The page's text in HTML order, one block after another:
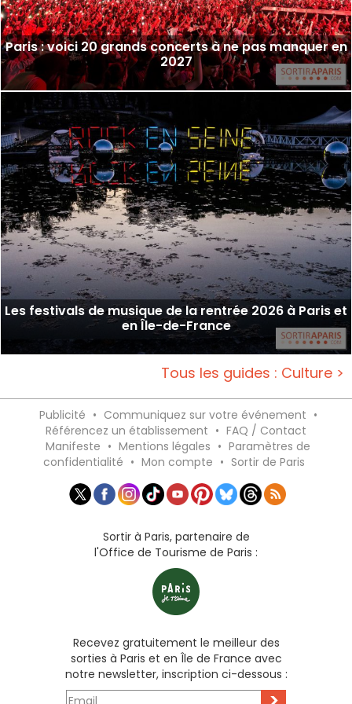
Paris : voici 20 grands concerts à ne pas manquer en
2027
Les festivals de musique de la rentrée 2026 à Paris et
en Île-de-France
Tous les guides : Culture >
Publicité • Communiquez sur votre événement •
Référencez un établissement • FAQ / Contact
Manifeste • Mentions légales • Paramètres de
confidentialité • Mon compte • Sortir de Paris
Sortir à Paris, partenaire de
l'Office de Tourisme de Paris :
Recevez gratuitement le meilleur des
sorties à Paris et en Île de France avec
notre newsletter, inscription ci-dessous :